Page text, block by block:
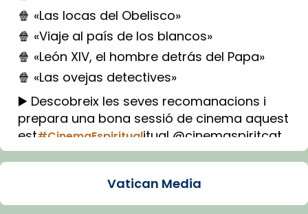
🍿 «Las locas del Obelisco»
🍿 «Viaje al país de los blancos»
🍿 «León XIV, el hombre detrás del Papa»
🍿 «Las ovejas detectives»
▶️ Descobreix les seves recomanacions i
prepara una bona sessió de cinema aquest
est#CinemaEspiritualitual @cinemaspiritcat
Imatge: Generada amb IA (OpenAI)
Vatican Media